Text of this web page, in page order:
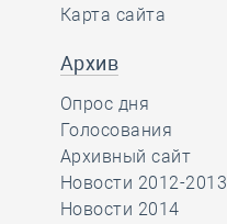
Карта сайта
Архив
Опрос дня
Голосования
Архивный сайт
Новости 2012-2013
Новости 2014